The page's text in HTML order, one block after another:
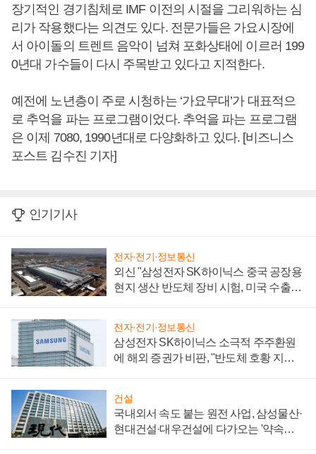
장기적인 경기침체로 IMF 이전의 시절을 그리워하는 심
리가 작용했다는 의견도 있다. 전문가들은 가요시장에
서 아이돌의 트렌트 음악이 넘쳐 포화상태에 이르러 199
0년대 가수들이 다시 주목받고 있다고 지적한다.
예전에 노년층이 주로 시청하는 ‘가요무대’가 대표적으
로 추억을 파는 프로그램이었다. 추억을 파는 프로그램
은 이제 7080, 1990년대로 다양화하고 있다. [비즈니스
포스트 김수진 기자]
인기기사
전자·전기·정보통신
외신 "삼성전자 SK하이닉스 중국 공장용
현지 생산 반도체 장비 시험, 미국 수출통
전자·전기·정보통신
삼성전자 SK하이닉스 소극적 주주환원
에 해외 증권가 비판, "반도체 호황 지속
건설
국내외서 속도 붙는 원전 사업, 삼성물산·
현대건설·대우건설에 다가오는 '약속의